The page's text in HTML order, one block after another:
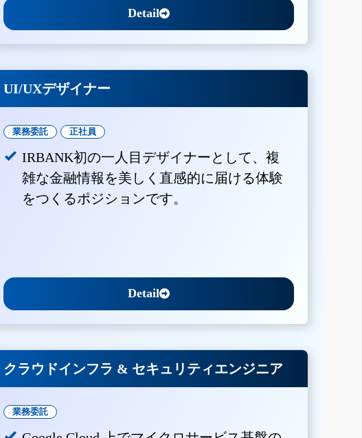
Detail
UI/UXデザイナー
業務委託 正社員
IRBANK初の一人目デザイナーとして、複
雑な金融情報を美しく直感的に届ける体験
をつくるポジションです。
Detail
クラウドインフラ & セキュリティエンジニア
業務委託